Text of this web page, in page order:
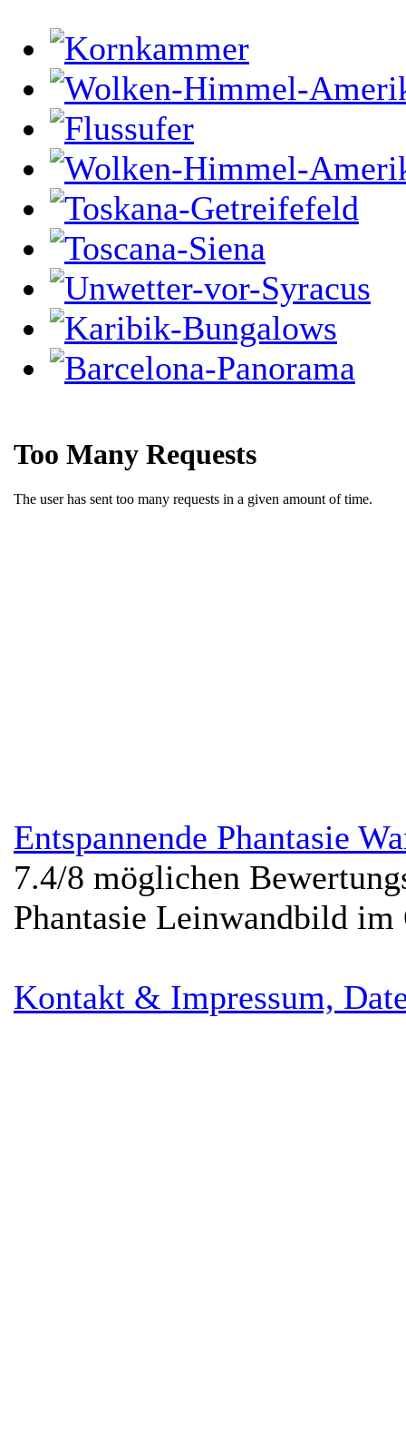
Entspannende Phantasie
7.4/8 möglichen
Phantasie Leinwandbild
Kontakt & Impressum,